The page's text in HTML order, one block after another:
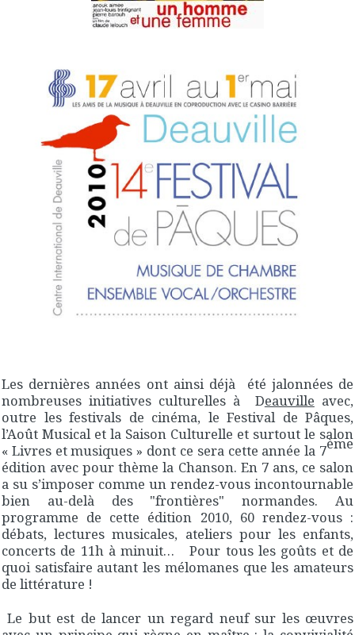
Les dernières années ont ainsi déjà été jalonnées de
nombreuses initiatives culturelles à Deauville avec,
outre les festivals de cinéma, le Festival de Pâques,
l’Août Musical et la Saison Culturelle et surtout le salon
« Livres et musiques » dont ce sera cette année la 7ème
édition avec pour thème la Chanson. En 7 ans, ce salon
a su s’imposer comme un rendez-vous incontournable
bien au-delà des "frontières" normandes. Au
programme de cette édition 2010, 60 rendez-vous :
débats, lectures musicales, ateliers pour les enfants,
concerts de 11h à minuit… Pour tous les goûts et de
quoi satisfaire autant les mélomanes que les amateurs
de littérature !
Le but est de lancer un regard neuf sur les œuvres